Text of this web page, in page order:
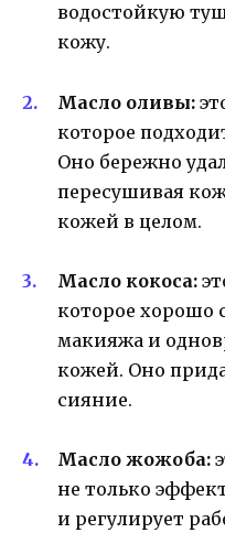
водостойкую
кожу.
Масло оливы:
которое
Оно бережно
пересушивая
кожей в целом.
Масло кокоса:
которое хорошо
макияжа и
кожей. Оно
сияние.
Масло жожоба:
не только
и регулирует